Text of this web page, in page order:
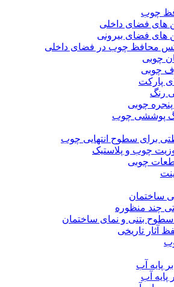
چوب
های فضای داخلی
های فضای بیرونی
محافظ چوب در فضای داخلی
چوبی
چوبی
پارکت
رنگ
چوبی
پوششی چوب
برای سطوح انتهایی چوب
چوب و پلاستیک
چوبی
ساختمان
چند منظوره
بتنی و نمای ساختمان
آثار تاریخی
پایه آب
آب